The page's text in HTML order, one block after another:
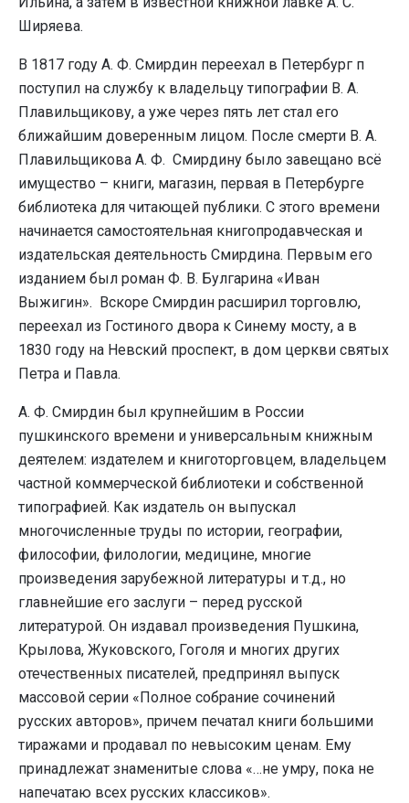
Ширяева.
В 1817 году А. Ф. Смирдин переехал в Петербург п
поступил на службу к владельцу типографии В. А.
Плавильщикову, а уже через пять лет стал его
ближайшим доверенным лицом. После смерти В. А.
Плавильщикова А. Ф. Смирдину было завещано всё
имущество – книги, магазин, первая в Петербурге
библиотека для читающей публики. С этого времени
начинается самостоятельная книгопродавческая и
издательская деятельность Смирдина. Первым его
изданием был роман Ф. В. Булгарина «Иван
Выжигин». Вскоре Смирдин расширил торговлю,
переехал из Гостиного двора к Синему мосту, а в
1830 году на Невский проспект, в дом церкви святых
Петра и Павла.
А. Ф. Смирдин был крупнейшим в России
пушкинского времени и универсальным книжным
деятелем: издателем и книготорговцем, владельцем
частной коммерческой библиотеки и собственной
типографией. Как издатель он выпускал
многочисленные труды по истории, географии,
философии, филологии, медицине, многие
произведения зарубежной литературы и т.д., но
главнейшие его заслуги – перед русской
литературой. Он издавал произведения Пушкина,
Крылова, Жуковского, Гоголя и многих других
отечественных писателей, предпринял выпуск
массовой серии «Полное собрание сочинений
русских авторов», причем печатал книги большими
тиражами и продавал по невысоким ценам. Ему
принадлежат знаменитые слова «…не умру, пока не
напечатаю всех русских классиков».